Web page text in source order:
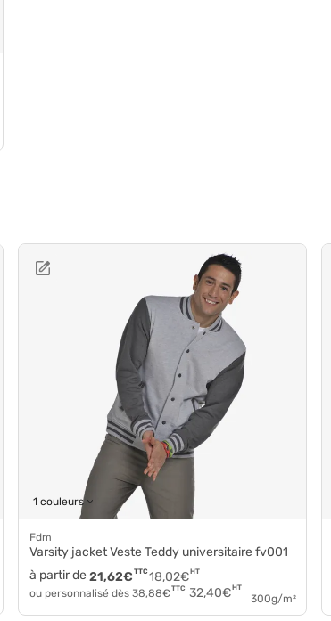
1 couleurs
fdm
Varsity jacket Veste Teddy universitaire fv001
à partir de
18,02€HT
21,62€ TTC
ou personnalisé dès 38,88€ TTC 32,40€HT
300g/m²